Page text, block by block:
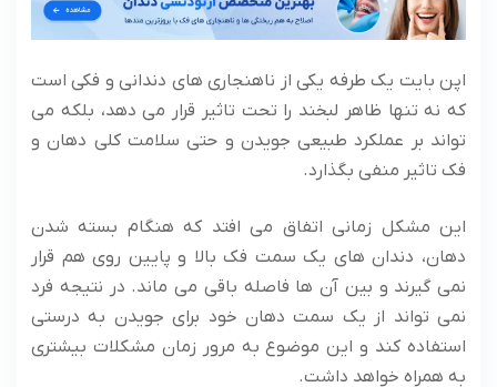
اپن بایت یک طرفه یکی از ناهنجاری های دندانی و فکی است
که نه تنها ظاهر لبخند را تحت تاثیر قرار می ‌دهد، بلکه می
‌تواند بر عملکرد طبیعی جویدن و حتی سلامت کلی دهان و
فک تاثیر منفی بگذارد.
این مشکل زمانی اتفاق می ‌افتد که هنگام بسته شدن
دهان، دندان های یک سمت فک بالا و پایین روی هم قرار
نمی ‌گیرند و بین آن ها فاصله باقی می ‌ماند. در نتیجه فرد
نمی‌ تواند از یک سمت دهان خود برای جویدن به درستی
استفاده کند و این موضوع به مرور زمان مشکلات بیشتری
به همراه خواهد داشت.